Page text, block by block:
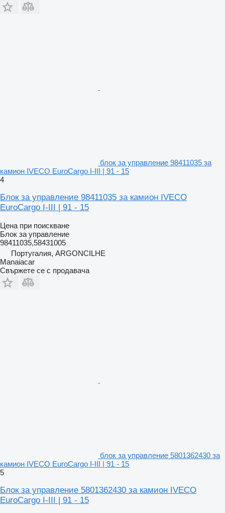
блок за управление 98411035 за
камион IVECO EuroCargo I-III | 91 - 15
4
Блок за управление 98411035 за камион IVECO
EuroCargo I-III | 91 - 15
Цена при поискване
Блок за управление
98411035,58431005
Португалия, ARGONCILHE
Manaiacar
Свържете се с продавача
блок за управление 5801362430 за
камион IVECO EuroCargo I-III | 91 - 15
5
Блок за управление 5801362430 за камион IVECO
EuroCargo I-III | 91 - 15